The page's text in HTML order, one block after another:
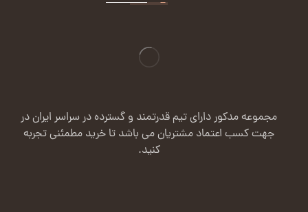
مجموعه مدکور دارای تیم قدرتمند و گسترده در سراسر ایران در
جهت کسب اعتماد مشتریان می باشد تا خرید مطمئنی تجربه
کنید.